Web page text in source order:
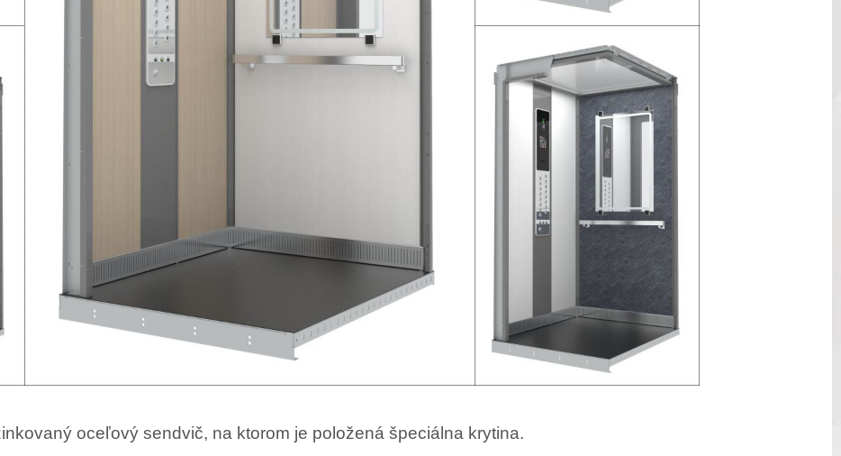
oceľový sendvič, na ktorom je položená špeciálna krytina.